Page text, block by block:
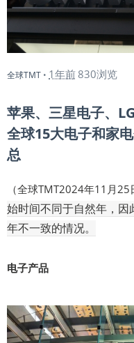
全球TMT • 1年前830浏览
苹果、三星电子、
全球15大电子和家
总
（全球TMT2024年11月25
始时间不同于自然年，
年不一致的情况。
电子产品